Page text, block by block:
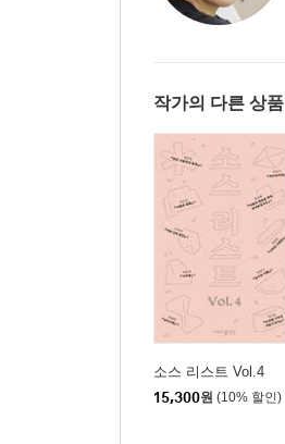
작가의 다른 상품
소스 리스트 Vol.4
15,300원 (10% 할인)